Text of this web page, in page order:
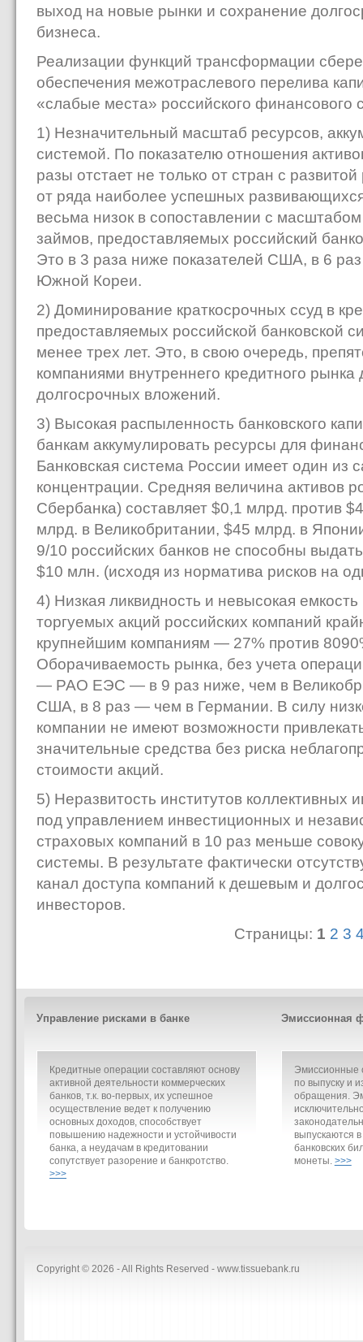
выход на новые рынки и сохранение
бизнеса.
Реализации функций трансформации
обеспечения межотраслевого перелива
«слабые места» российского финансового
1) Незначительный масштаб ресурсов,
системой. По показателю отношения
разы отстает не только от стран с
от ряда наиболее успешных
весьма низок в сопоставлении с
займов, предоставляемых российский
Это в 3 раза ниже показателей США, в 6
Южной Кореи.
2) Доминирование краткосрочных ссуд в
предоставляемых российской банковской
менее трех лет. Это, в свою очередь,
компаниями внутреннего кредитного
долгосрочных вложений.
3) Высокая распыленность банковского
банкам аккумулировать ресурсы для
Банковская система России имеет один из
концентрации. Средняя величина активов
Сбербанка) составляет $0,1 млрд. против
млрд. в Великобритании, $45 млрд. в
9/10 российских банков не способны
$10 млн. (исходя из норматива рисков на
4) Низкая ликвидность и невысокая
торгуемых акций российских компаний
крупнейшим компаниям — 27% против
Оборачиваемость рынка, без учета
— РАО ЕЭС — в 9 раз ниже, чем в
США, в 8 раз — чем в Германии. В силу
компании не имеют возможности
значительные средства без риска
стоимости акций.
5) Неразвитость институтов коллективных
под управлением инвестиционных и
страховых компаний в 10 раз меньше
системы. В результате фактически
канал доступа компаний к дешевым и
инвесторов.
Страницы: 1 2 3
Управление рисками в банке
Кредитные операции составляют основу
активной деятельности коммерческих
банков, т.к. во-первых, их успешное
осуществление ведет к получению
основных доходов, способствует
повышению надежности и устойчивости
банка, а неудачам в кредитовании
сопутствует разорение и банкротство.
>>>
Эмиссионная
Эмиссионные
по выпуску и
обращения.
выпускаются
банковских
монеты. >>>
Copyright © 2026 - All Rights Reserved - www.tissuebank.ru